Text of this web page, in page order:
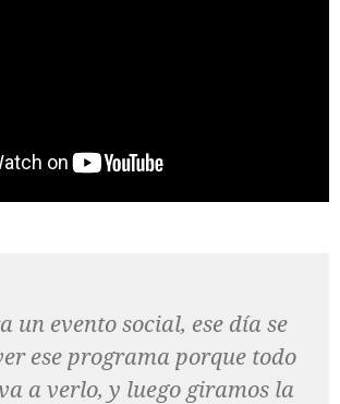
un evento social, ese día se
ese programa porque todo
a verlo, y luego giramos la